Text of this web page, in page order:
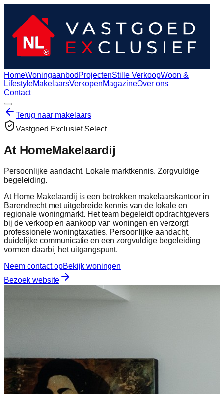
HomeWoningaanbod ProjectenStille VerkoopWoon &
LifestyleMakelaarsVerkopenMagazineOver ons
Contact
Terug naar makelaars
Vastgoed Exclusief Select
At HomeMakelaardij
Persoonlijke aandacht. Lokale marktkennis. Zorgvuldige
begeleiding.
At Home Makelaardij is een betrokken makelaarskantoor in
Barendrecht met uitgebreide kennis van de lokale en
regionale woningmarkt. Het team begeleidt opdrachtgevers
bij de verkoop en aankoop van woningen en verzorgt
professionele woningtaxaties. Persoonlijke aandacht,
duidelijke communicatie en een zorgvuldige begeleiding
vormen daarbij het uitgangspunt.
Neem contact opBekijk woningen
Bezoek website